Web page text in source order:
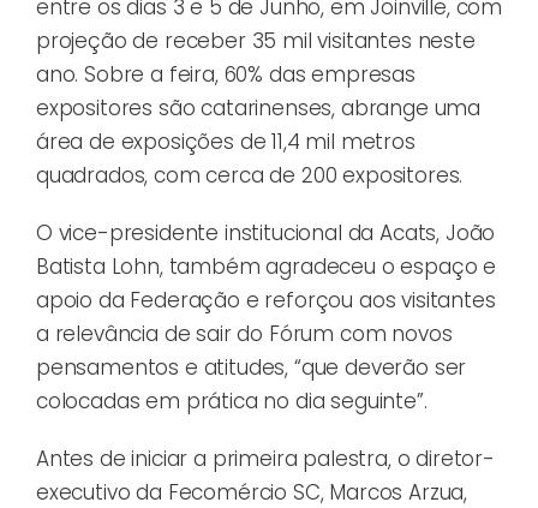
entre os dias 3 e 5 de Junho, em Joinville, com
projeção de receber 35 mil visitantes neste
ano. Sobre a feira, 60% das empresas
expositores são catarinenses, abrange uma
área de exposições de 11,4 mil metros
quadrados, com cerca de 200 expositores.
O vice-presidente institucional da Acats, João
Batista Lohn, também agradeceu o espaço e
apoio da Federação e reforçou aos visitantes
a relevância de sair do Fórum com novos
pensamentos e atitudes, “que deverão ser
colocadas em prática no dia seguinte”.
Antes de iniciar a primeira palestra, o diretor-
executivo da Fecomércio SC, Marcos Arzua,